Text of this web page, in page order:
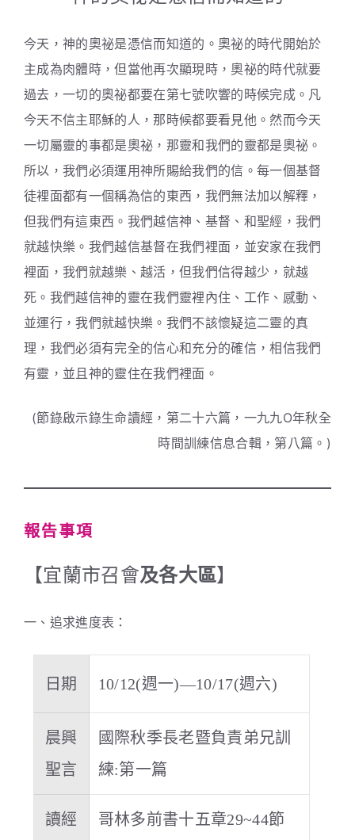
今天，神的奧祕是憑信而知道的。奧祕的時代開始於
主成為肉體時，但當他再次顯現時，奧祕的時代就要
過去，一切的奧祕都要在第七號吹響的時候完成。凡
今天不信主耶穌的人，那時候都要看見他。然而今天
一切屬靈的事都是奧祕，那靈和我們的靈都是奧祕。
所以，我們必須運用神所賜給我們的信。每一個基督
徒裡面都有一個稱為信的東西，我們無法加以解釋，
但我們有這東西。我們越信神、基督、和聖經，我們
就越快樂。我們越信基督在我們裡面，並安家在我們
裡面，我們就越樂、越活，但我們信得越少，就越
死。我們越信神的靈在我們靈裡內住、工作、感動、
並運行，我們就越快樂。我們不該懷疑這二靈的真
理，我們必須有完全的信心和充分的確信，相信我們
有靈，並且神的靈住在我們裡面。
(節錄啟示錄生命讀經，第二十六篇，一九九O年秋全
時間訓練信息合輯，第八篇。)
報告事項
【宜蘭市召會及各大區】
一、追求進度表：
日期 10/12(週一)—10/17(週六)
晨興
聖言
國際秋季長老暨負責弟兄訓
練:第一篇
讀經
哥林多前書十五章29~44節